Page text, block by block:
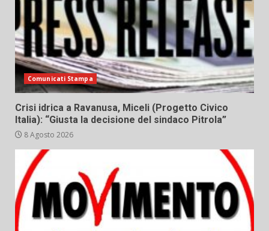
Comunicati Stampa
Crisi idrica a Ravanusa, Miceli (Progetto Civico
Italia): “Giusta la decisione del sindaco Pitrola”
8 Agosto 2026